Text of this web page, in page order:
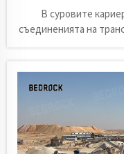
В суровите
съединенията на
подчертава защо
по-добра
добри